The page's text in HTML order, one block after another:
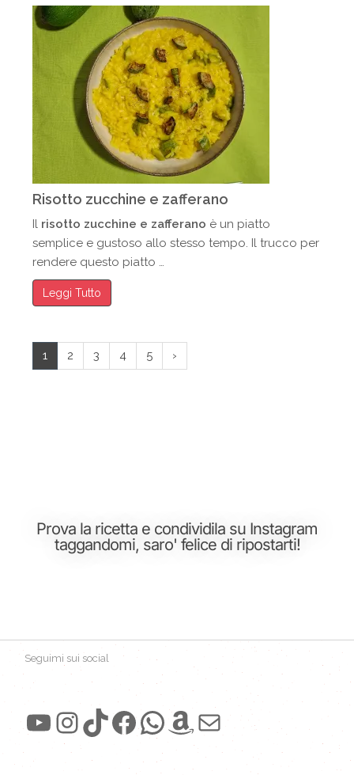
Risotto zucchine e zafferano
Il risotto zucchine e zafferano è un piatto
semplice e gustoso allo stesso tempo. Il trucco per
rendere questo piatto …
Leggi Tutto
1 2 3 4 5 ›
Prova la ricetta e condividila su Instagram
taggandomi, saro' felice di ripostarti!
Seguimi sui social